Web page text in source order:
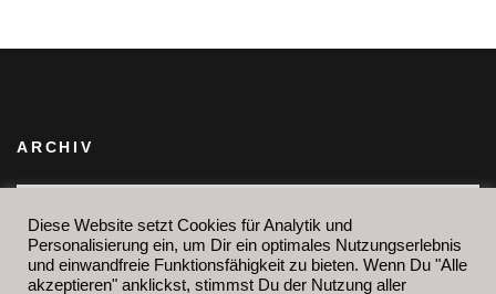
ARCHIV
IHR FINDET MICH AUCH HIER:
Diese Website setzt Cookies für Analytik und
Personalisierung ein, um Dir ein optimales Nutzungserlebnis
und einwandfreie Funktionsfähigkeit zu bieten. Wenn Du "Alle
akzeptieren" anklickst, stimmst Du der Nutzung aller